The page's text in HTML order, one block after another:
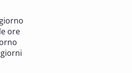
DI CULTO
Direttori diocesani,
ore